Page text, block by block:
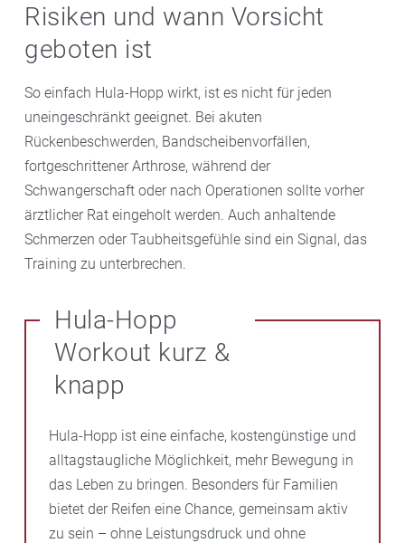
Risiken und wann Vorsicht
geboten ist
So einfach Hula-Hopp wirkt, ist es nicht für jeden
uneingeschränkt geeignet. Bei akuten
Rückenbeschwerden, Bandscheibenvorfällen,
fortgeschrittener Arthrose, während der
Schwangerschaft oder nach Operationen sollte vorher
ärztlicher Rat eingeholt werden. Auch anhaltende
Schmerzen oder Taubheitsgefühle sind ein Signal, das
Training zu unterbrechen.
Hula-Hopp
Workout kurz &
knapp
Hula-Hopp ist eine einfache, kostengünstige und
alltagstaugliche Möglichkeit, mehr Bewegung in
das Leben zu bringen. Besonders für Familien
bietet der Reifen eine Chance, gemeinsam aktiv
zu sein – ohne Leistungsdruck und ohne